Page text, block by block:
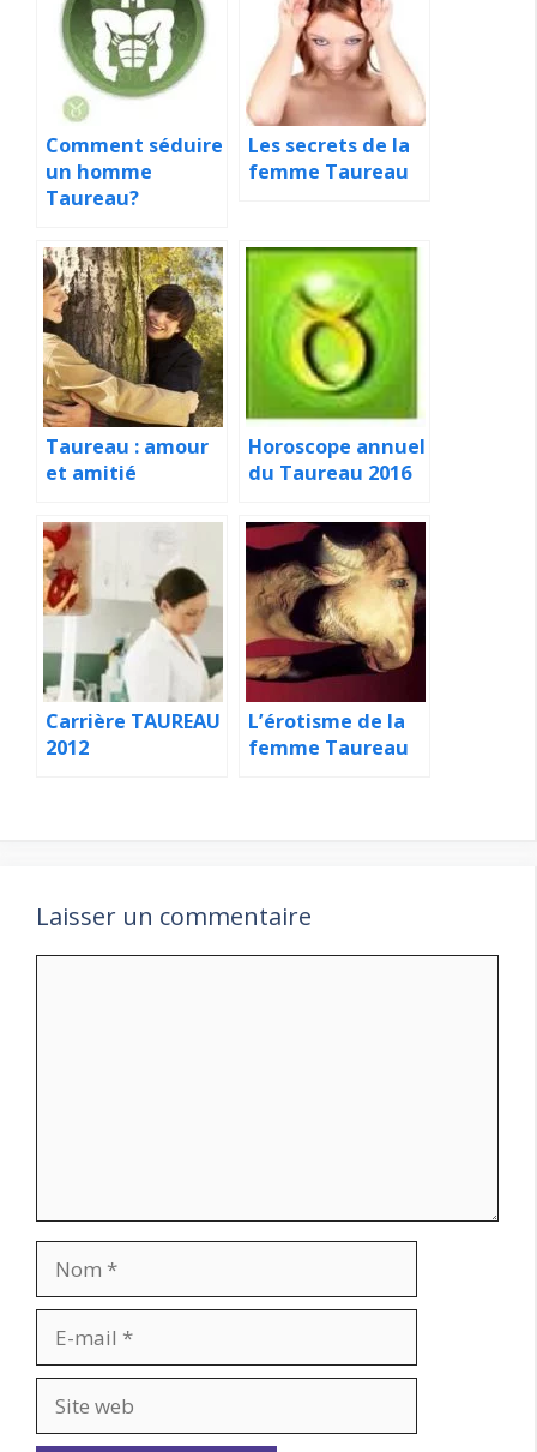
Comment séduire
un homme
Taureau?
Les secrets de la
femme Taureau
Taureau : amour
et amitié
Horoscope annuel
du Taureau 2016
Carrière TAUREAU
2012
L’érotisme de la
femme Taureau
Laisser un commentaire
mail
web